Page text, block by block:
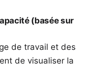
(basée sur
de travail et des
de visualiser la